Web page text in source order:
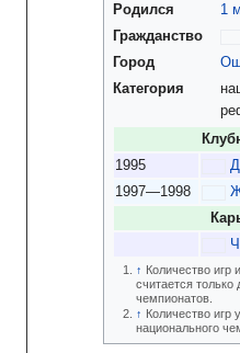
Родился
1
Гражданство
Город
Категория
1995
1997—1998
Количество игр
считается
чемпионатов.
Количество игр
национального